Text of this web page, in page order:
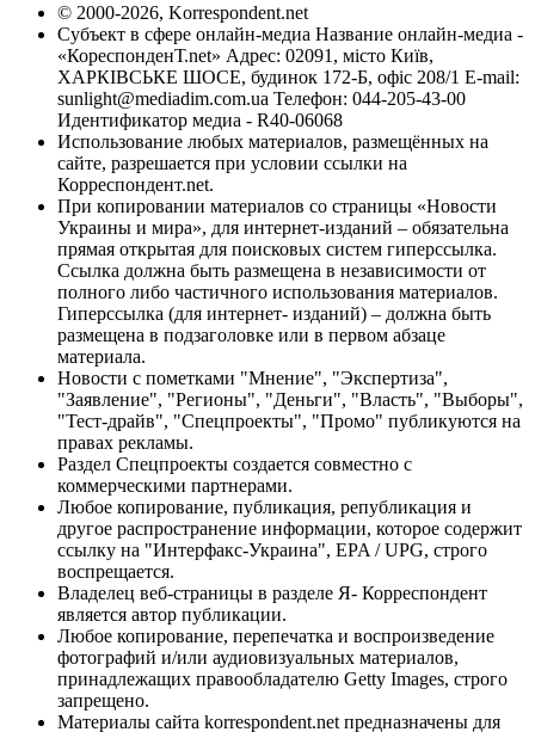
© 2000-2026, Korrespondent.net
Субъект в сфере онлайн-медиа Название онлайн-медиа -
«КореспонденТ.net» Адрес: 02091, місто Київ,
ХАРКІВСЬКЕ ШОСЕ, будинок 172-Б, офіс 208/1 E-mail:
sunlight@mediadim.com.ua Телефон: 044-205-43-00
Идентификатор медиа - R40-06068
Использование любых материалов, размещённых на
сайте, разрешается при условии ссылки на
Корреспондент.net.
При копировании материалов со страницы «Новости
Украины и мира», для интернет-изданий – обязательна
прямая открытая для поисковых систем гиперссылка.
Ссылка должна быть размещена в независимости от
полного либо частичного использования материалов.
Гиперссылка (для интернет- изданий) – должна быть
размещена в подзаголовке или в первом абзаце
материала.
Новости с пометками "Мнение", "Экспертиза",
"Заявление", "Регионы", "Деньги", "Власть", "Выборы",
"Тест-драйв", "Спецпроекты", "Промо" публикуются на
правах рекламы.
Раздел Спецпроекты создается совместно с
коммерческими партнерами.
Любое копирование, публикация, републикация и
другое распространение информации, которое содержит
ссылку на "Интерфакс-Украина", EPA / UPG, строго
воспрещается.
Владелец веб-страницы в разделе Я- Корреспондент
является автор публикации.
Любое копирование, перепечатка и воспроизведение
фотографий и/или аудиовизуальных материалов,
принадлежащих правообладателю Getty Images, строго
запрещено.
Материалы сайта korrespondent.net предназначены для